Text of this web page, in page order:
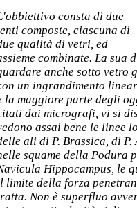
consta di due
composte, ciascuna di
qualità di vetri, ed
combinate. La sua
anche sotto vetro
un ingrandimento
la maggiore parte degli
dai micrografi, vi si
assai bene le linee
ali di P. Brassica, di
squame della Podura
Hippocampus, le
limite della forza
Non è superfluo